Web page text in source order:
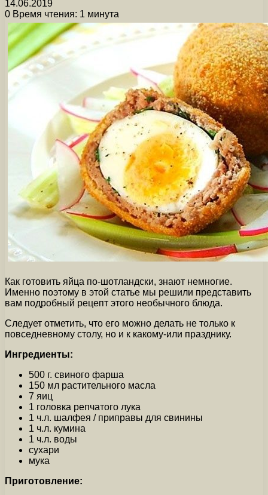
14.06.2019
0 Время чтения: 1 минута
Как готовить яйца по-шотландски, знают немногие.
Именно поэтому в этой статье мы решили представить
вам подробный рецепт этого необычного блюда.
Следует отметить, что его можно делать не только к
повседневному столу, но и к какому-или празднику.
Ингредиенты:
500 г. свиного фарша
150 мл растительного масла
7 яиц
1 головка репчатого лука
1 ч.л. шалфея / приправы для свинины
1 ч.л. кумина
1 ч.л. воды
сухари
мука
Приготовление: